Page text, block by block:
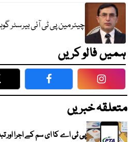
چیئرمین پی ٹی آئی بیرسٹر
ہمیں فالو کریں
Facebook
متعلقہ خبریں
پی ٹی اے کا ای سم کے اجرا اور